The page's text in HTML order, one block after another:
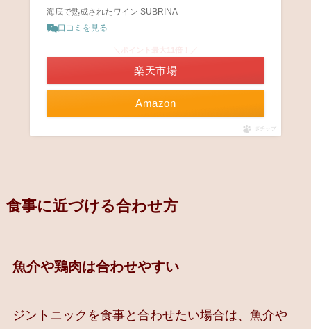
海底で熟成されたワイン SUBRINA
口コミを見る
Amazon
楽天市場
ポチップ
食事に近づける合わせ方
魚介や鶏肉は合わせやすい
ジントニックを食事と合わせたい場合は、魚介や